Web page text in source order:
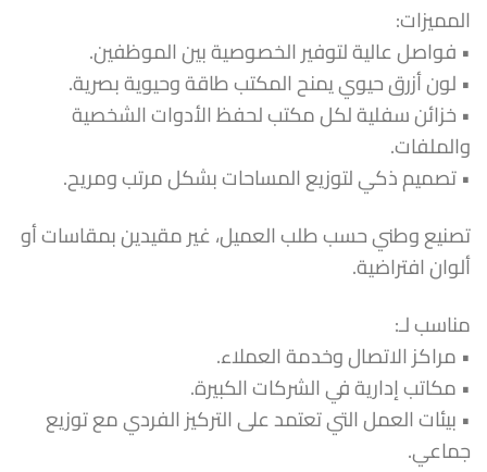
المميزات:
• فواصل عالية لتوفير الخصوصية بين الموظفين.
• لون أزرق حيوي يمنح المكتب طاقة وحيوية بصرية.
• خزائن سفلية لكل مكتب لحفظ الأدوات الشخصية
والملفات.
• تصميم ذكي لتوزيع المساحات بشكل مرتب ومريح.
تصنيع وطني حسب طلب العميل، غير مقيدين بمقاسات أو
ألوان افتراضية.
مناسب لـ:
• مراكز الاتصال وخدمة العملاء.
• مكاتب إدارية في الشركات الكبيرة.
• بيئات العمل التي تعتمد على التركيز الفردي مع توزيع
جماعي.